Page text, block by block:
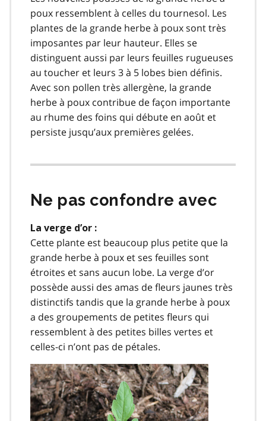
poux ressemblent à celles du tournesol. Les
plantes de la grande herbe à poux sont très
imposantes par leur hauteur. Elles se
distinguent aussi par leurs feuilles rugueuses
au toucher et leurs 3 à 5 lobes bien définis.
Avec son pollen très allergène, la grande
herbe à poux contribue de façon importante
au rhume des foins qui débute en août et
persiste jusqu’aux premières gelées.
Ne pas confondre avec
La verge d’or :
Cette plante est beaucoup plus petite que la
grande herbe à poux et ses feuilles sont
étroites et sans aucun lobe. La verge d’or
possède aussi des amas de fleurs jaunes très
distinctifs tandis que la grande herbe à poux
a des groupements de petites fleurs qui
ressemblent à des petites billes vertes et
celles-ci n’ont pas de pétales.